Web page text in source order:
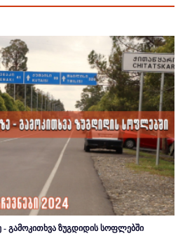
- გამოკითხვა ზუგდიდის სოფლებში